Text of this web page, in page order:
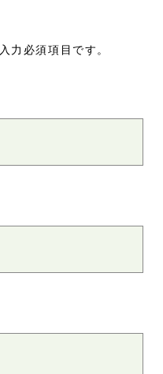
力必須項目です。